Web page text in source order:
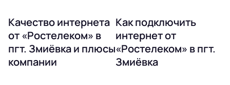
Качество интернета
от «Ростелеком» в
пгт. Змиёвка и плюсы
компании
Как подключить
интернет от
«Ростелеком» в пгт.
Змиёвка